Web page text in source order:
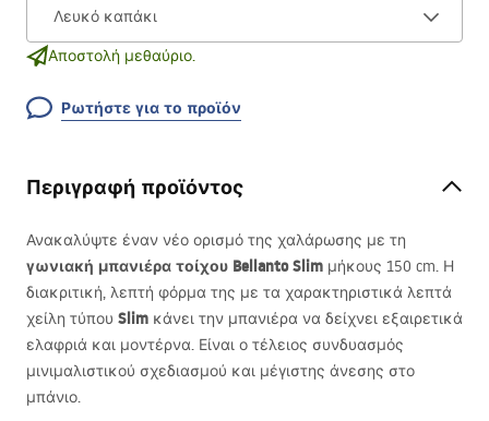
Αποστολή μεθαύριο.
Ρωτήστε για το προϊόν
Περιγραφή προϊόντος
Ανακαλύψτε έναν νέο ορισμό της χαλάρωσης με τη
γωνιακή μπανιέρα τοίχου Bellanto Slim μήκους 150 cm. Η
διακριτική, λεπτή φόρμα της με τα χαρακτηριστικά λεπτά
χείλη τύπου Slim κάνει την μπανιέρα να δείχνει εξαιρετικά
ελαφριά και μοντέρνα. Είναι ο τέλειος συνδυασμός
μινιμαλιστικού σχεδιασμού και μέγιστης άνεσης στο
μπάνιο.